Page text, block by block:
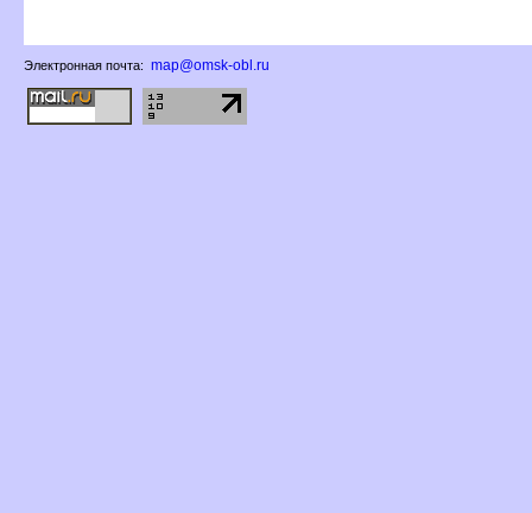
Электронная почта: map@omsk-obl.ru